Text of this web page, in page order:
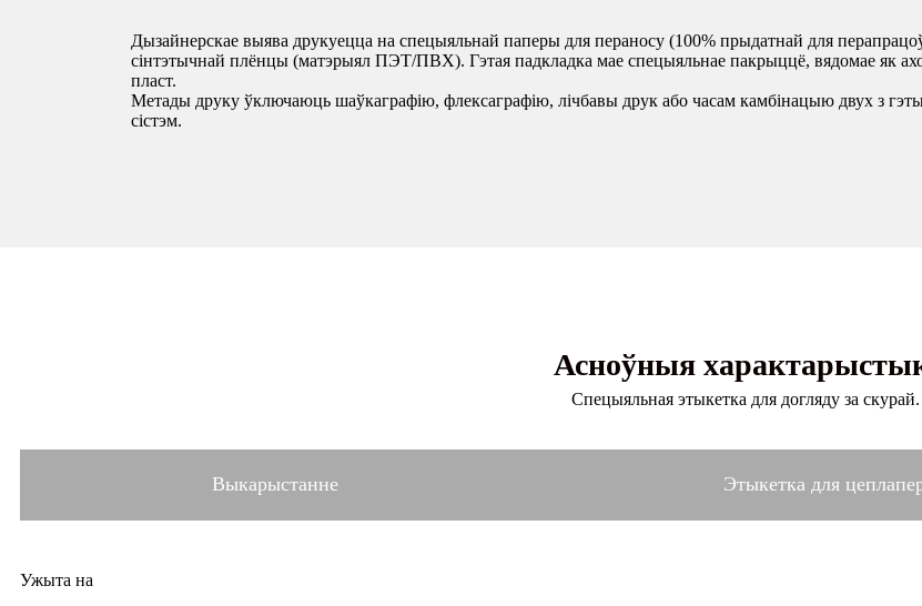
Дызайнерскае выява друкуецца на спецыяльнай паперы для пераносу (100% прыдатнай для
сінтэтычнай плёнцы (матэрыял ПЭТ/ПВХ). Гэтая падкладка мае спецыяльнае пакрыццё, вядомае як
пласт.
Метады друку ўключаюць шаўкаграфію, флексаграфію, лічбавы друк або часам камбінацыю двух з
сістэм.
Асноўныя
Спецыяльная этыкетка для догляду за скурай.
Выкарыстанне Этыкетка для
Ужыта на